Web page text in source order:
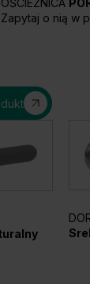
Zapytaj o nią w